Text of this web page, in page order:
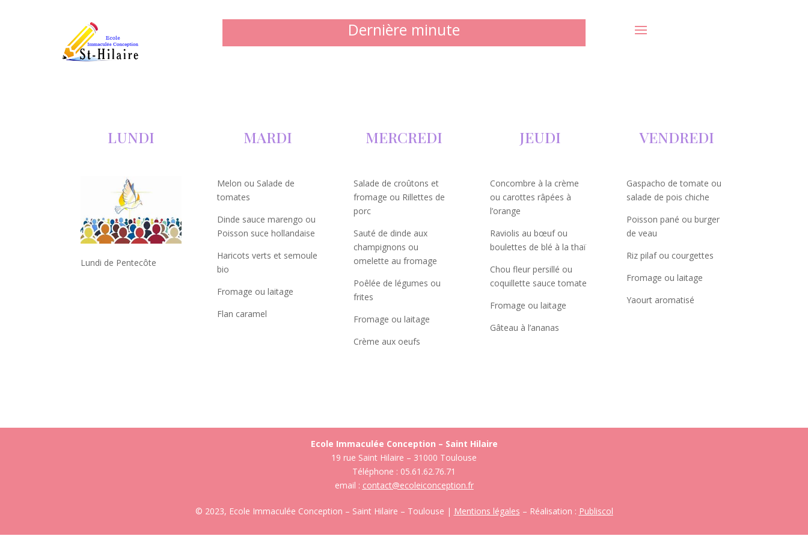
Dernière minute
LUNDI
Lundi de Pentecôte
MARDI
Melon ou Salade de
tomates
Dinde sauce marengo ou
Poisson suce hollandaise
Haricots verts et semoule
bio
Fromage ou laitage
Flan caramel
MERCREDI
Salade de croûtons et
fromage ou Rillettes de
porc
Sauté de dinde aux
champignons ou
omelette au fromage
Poêlée de légumes ou
frites
Fromage ou laitage
Crème aux oeufs
JEUDI
Concombre à la crème
ou carottes râpées à
l’orange
Raviolis au bœuf ou
boulettes de blé à la thaï
Chou fleur persillé ou
coquillette sauce tomate
Fromage ou laitage
Gâteau à l’ananas
VENDREDI
Gaspacho de tomate ou
salade de pois chiche
Poisson pané ou burger
de veau
Riz pilaf ou courgettes
Fromage ou laitage
Yaourt aromatisé
Ecole Immaculée Conception – Saint Hilaire
19 rue Saint Hilaire – 31000 Toulouse
Téléphone : 05.61.62.76.71
email : contact@ecoleiconception.fr
© 2023, Ecole Immaculée Conception – Saint Hilaire – Toulouse | Mentions légales – Réalisation : Publiscol